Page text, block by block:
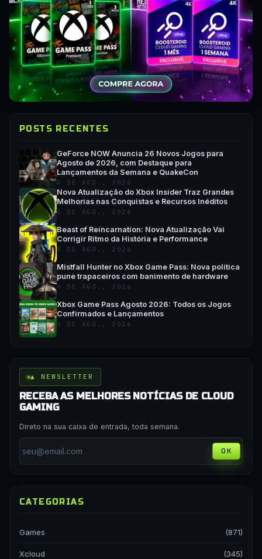
POSTS RECENTES
GeForce NOW Anuncia 26 Novos Jogos para
Agosto de 2026, com Destaque para
Lançamentos da Semana e QuakeCon
6 DE AGO., 2026
Nova Atualização do Xbox Insider Traz Grandes
Melhorias nas Conquistas e Recursos Inéditos
5 DE AGO., 2026
Beast of Reincarnation: Nova Atualização Vai
Corrigir Ritmo da História e Performance
5 DE AGO., 2026
Mistfall Hunter no Xbox Game Pass: Nova política
pune trapaceiros com banimento de hardware
4 DE AGO., 2026
Xbox Game Pass Agosto 2026: Todos os Jogos
Confirmados e Lançamentos
4 DE AGO., 2026
▲ NEWSLETTER
RECEBA AS MELHORES NOTÍCIAS DE CLOUD
GAMING
Direto na sua caixa de entrada, toda semana.
OK
CATEGORIAS
Games (871)
Xcloud (345)